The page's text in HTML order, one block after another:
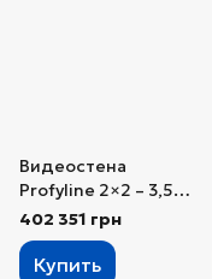
Видеостена
Profyline 2×2 – 3,5
мм, 4×55″
402 351 грн
Купить